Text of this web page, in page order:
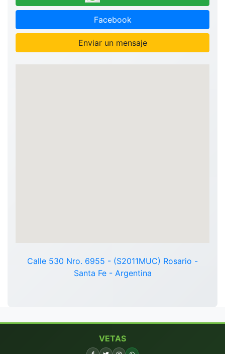
Facebook
Enviar un mensaje
Calle 530 Nro. 6955 - (S2011MUC) Rosario -
Santa Fe - Argentina
VETAS